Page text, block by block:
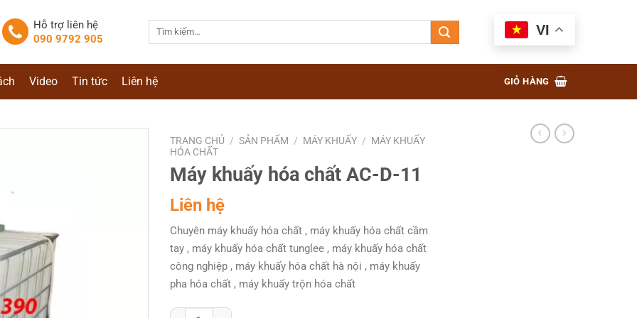
Hỗ trợ liên hệ
090 9792 905
VI
Video Tin tức Liên hệ GIỎ HÀNG
TRANG CHỦ / SẢN PHẨM / MÁY KHUẤY / MÁY KHUẤY
HÓA CHẤT
Máy khuấy hóa chất AC-D-11
Liên hệ
Chuyên máy khuấy hóa chất , máy khuấy hóa chất cầm
tay , máy khuấy hóa chất tunglee , máy khuấy hóa chất
công nghiệp , máy khuấy hóa chất hà nội , máy khuấy
pha hóa chất , máy khuấy trộn hóa chất
Máy khuấy hóa chất AC-D-11 số lượng